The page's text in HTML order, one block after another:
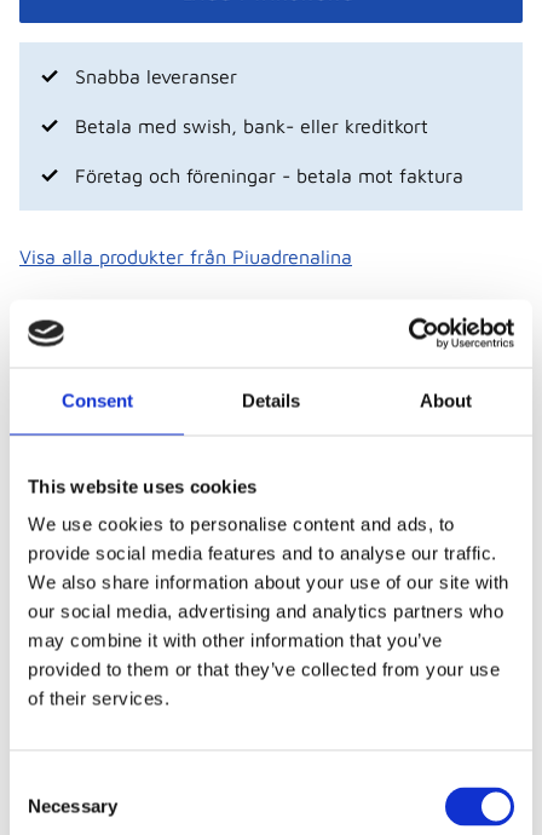
Consent Details About
This website uses cookies
We use cookies to personalise content and ads, to
provide social media features and to analyse our traffic.
We also share information about your use of our site with
our social media, advertising and analytics partners who
may combine it with other information that you’ve
provided to them or that they’ve collected from your use
of their services.
Necessary
Visa alla produkter från Piuadrenalina
Snabba leveranser
Betala med swish, bank- eller kreditkort
Företag och föreningar - betala mot faktura
Beskrivning
Unisex huvtröja med genomgående dragkedja, huva
och praktiska fickor. Den mjukt borstade insidan ger
samma design. Materialet är 100% polyester och
denna tröja är perfekt i tränings & matchmiljö.
Riktigt schysst och prisvärd hoodie.
Modellen är i unisex och följer normala storlekar
väldigt bra.